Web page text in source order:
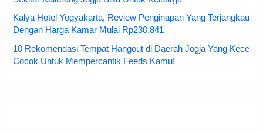
Kalya Hotel Yogyakarta, Review Penginapan Yang Terjangkau
Dengan Harga Kamar Mulai Rp230.841
10 Rekomendasi Tempat Hangout di Daerah Jogja Yang Kece
Cocok Untuk Mempercantik Feeds Kamu!